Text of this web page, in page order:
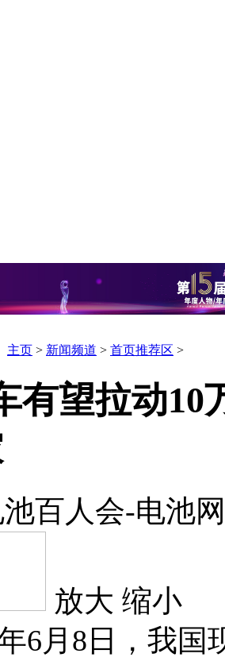
主页 > 新闻频道 > 首页推荐区 >
有望拉动10
池百人会-电池
放大 缩小
6月8日，我